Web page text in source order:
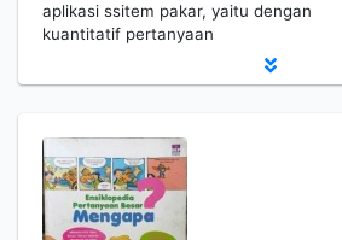
aplikasi ssitem pakar, yaitu dengan
kuantitatif pertanyaan